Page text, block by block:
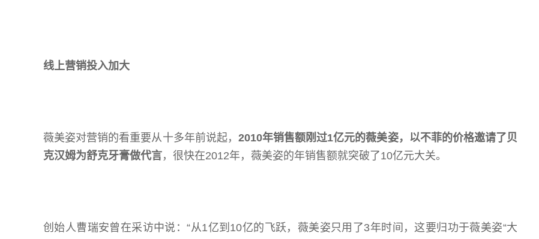
线上营销投入加大
薇美姿对营销的看重要从十多年前说起， 2010年销售额刚过1亿元的薇美姿，以不菲的价格邀请了贝
克汉姆为舒克牙膏做代言，很快在2012年，薇美姿的年销售额就突破了10亿元大关。
创始人曹瑞安曾在采访中说：“从1亿到10亿的飞跃，薇美姿只用了3年时间，这要归功于薇美姿“大